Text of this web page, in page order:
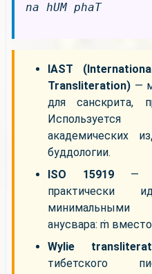
na hUM phaT
IAST
Transliteration) —
для санскрита,
академических
буддологии.
ISO 15919 —
практически
минимальными
анусвара: ṁ
Wylie
тибетского